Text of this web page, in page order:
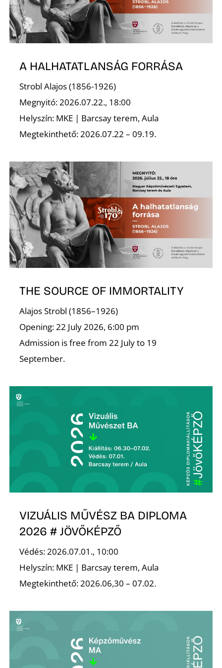
A HALHATATLANSÁG FORRÁSA
Strobl Alajos (1856-1926)
Megnyitó: 2026.07.22., 18:00
Helyszín: MKE | Barcsay terem, Aula
Megtekinthető: 2026.07.22 – 09.19.
THE SOURCE OF IMMORTALITY
Alajos Strobl (1856–1926)
Opening: 22 July 2026, 6:00 pm
Admission is free from 22 July to 19
September.
VIZUÁLIS MŰVÉSZ BA DIPLOMA
2026 # JÖVŐKÉPZŐ
Védés: 2026.07.01., 10:00
Helyszín: MKE | Barcsay terem, Aula
Megtekinthető: 2026.06,30 – 07.02.